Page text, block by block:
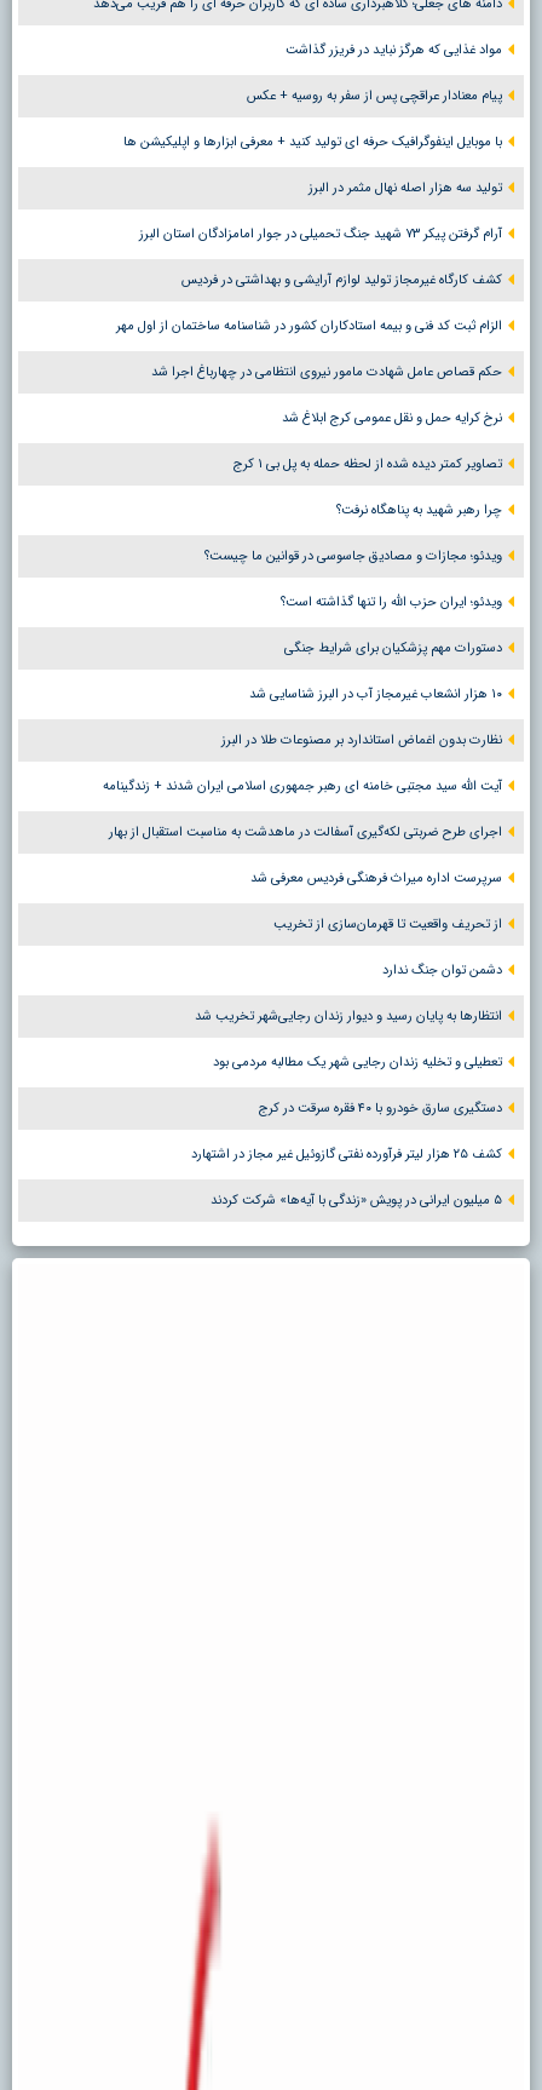
دامنه های جعلی؛ کلاهبرداری ساده ای که کاربران حرفه ای را هم فریب می‌دهد
مواد غذایی که هرگز نباید در فریزر گذاشت
پیام معنادار عراقچی پس از سفر به روسیه + عکس
با موبایل اینفوگرافیک حرفه ای تولید کنید + معرفی ابزارها و اپلیکیشن ها
تولید سه هزار اصله نهال مثمر در البرز
آرام گرفتن پیکر ۷۳ شهید جنگ تحمیلی در جوار امامزادگان استان البرز
کشف کارگاه غیرمجاز تولید لوازم آرایشی و بهداشتی در فردیس
الزام ثبت کد فنی و بیمه استادکاران کشور در شناسنامه ساختمان از اول مهر
حکم قصاص عامل شهادت مامور نیروی انتظامی در چهارباغ اجرا شد
نرخ کرایه حمل و نقل عمومی کرج ابلاغ شد
تصاویر کمتر دیده شده از لحظه حمله به پل بی ۱ کرج
چرا رهبر شهید به پناهگاه نرفت؟
ویدئو؛ مجازات و مصادیق جاسوسی در قوانین ما چیست؟
ویدئو؛ ایران حزب الله را تنها گذاشته است؟
دستورات مهم پزشکیان برای شرایط جنگی
۱۰ هزار انشعاب غیرمجاز آب در البرز شناسایی شد
نظارت بدون اغماض استاندارد بر مصنوعات طلا در البرز
آیت الله سید مجتبی خامنه ای رهبر جمهوری اسلامی ایران شدند + زندگینامه
اجرای طرح ضربتی لکه‌گیری آسفالت در ماهدشت به مناسبت استقبال از بهار
سرپرست اداره میراث فرهنگی فردیس معرفی شد
از تحریف واقعیت تا قهرمان‌سازی از تخریب
دشمن توان جنگ ندارد
انتظارها به پایان رسید و دیوار زندان رجایی‌شهر تخریب شد
تعطیلی و تخلیه زندان رجایی شهر یک مطالبه مردمی بود
دستگیری سارق خودرو با ۴۰ فقره سرقت در کرج
کشف ۲۵ هزار لیتر فرآورده نفتی گازوئیل غیر مجاز در اشتهارد
۵ میلیون ایرانی در پویش «زندگی با آیه‌ها» شرکت کردند